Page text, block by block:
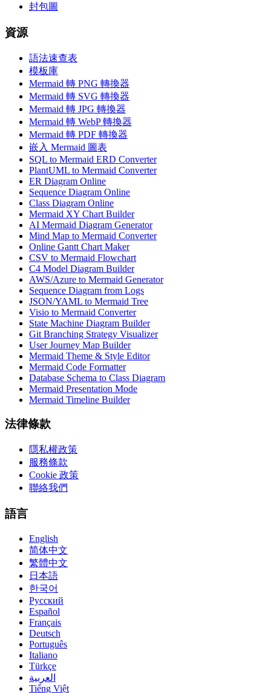
封包圖
資源
語法速查表
模板庫
Mermaid 轉 PNG 轉換器
Mermaid 轉 SVG 轉換器
Mermaid 轉 JPG 轉換器
Mermaid 轉 WebP 轉換器
Mermaid 轉 PDF 轉換器
嵌入 Mermaid 圖表
SQL to Mermaid ERD Converter
PlantUML to Mermaid Converter
ER Diagram Online
Sequence Diagram Online
Class Diagram Online
Mermaid XY Chart Builder
AI Mermaid Diagram Generator
Mind Map to Mermaid Converter
Online Gantt Chart Maker
CSV to Mermaid Flowchart
C4 Model Diagram Builder
AWS/Azure to Mermaid Generator
Sequence Diagram from Logs
JSON/YAML to Mermaid Tree
Visio to Mermaid Converter
State Machine Diagram Builder
Git Branching Strategy Visualizer
User Journey Map Builder
Mermaid Theme & Style Editor
Mermaid Code Formatter
Database Schema to Class Diagram
Mermaid Presentation Mode
Mermaid Timeline Builder
法律條款
隱私權政策
服務條款
Cookie 政策
聯絡我們
語言
English
简体中文
繁體中文
日本語
한국어
Русский
Español
Français
Deutsch
Português
Italiano
Türkçe
العربية
Tiếng Việt